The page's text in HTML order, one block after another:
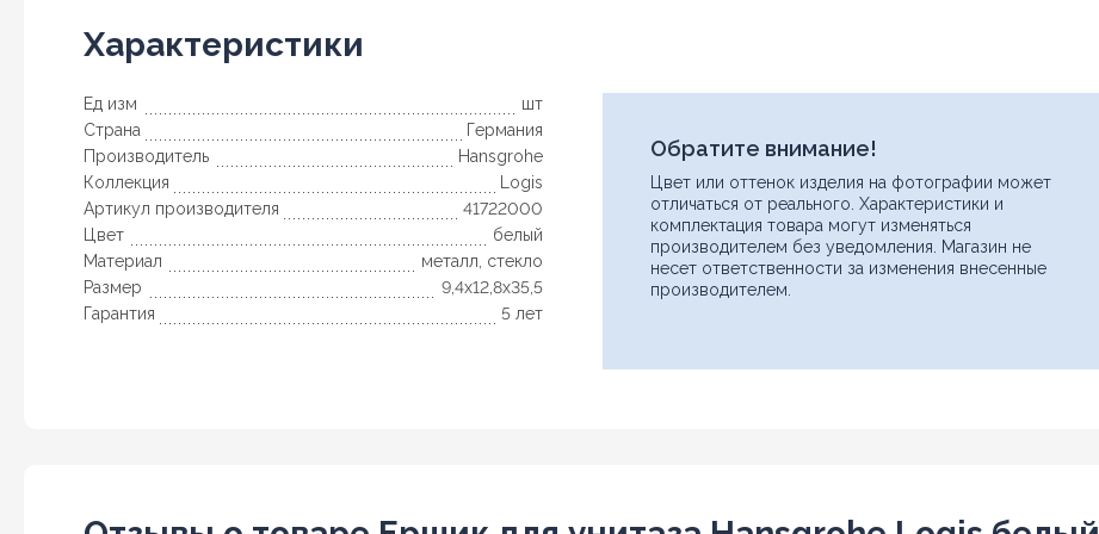
Характеристики
Ед изм
шт
Страна
Германия
Производитель
Hansgrohe
Коллекция
Logis
Артикул производителя
41722000
Цвет
белый
Материал
металл, стекло
Размер
9,4x12,8x35,5
Гарантия
5 лет
Обратите внимание!
Цвет или оттенок изделия на фотографии может
отличаться от реального. Характеристики и
комплектация товара могут изменяться
производителем без уведомления. Магазин не
несет ответственности за изменения внесенные
производителем.